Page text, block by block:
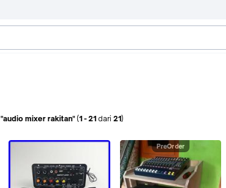
"audio mixer rakitan" (1 -21 dari 21)
PreOrder